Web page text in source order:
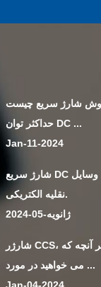
شارژ سریع چیست
حداکثر توان DC ...
Jan-11-2024
شارژ سریع DC وسایل
نقلیه الکتریکی.
ژانویه-05-2024
شارژر CCS، هر آنچه که
می خواهید در مورد ...